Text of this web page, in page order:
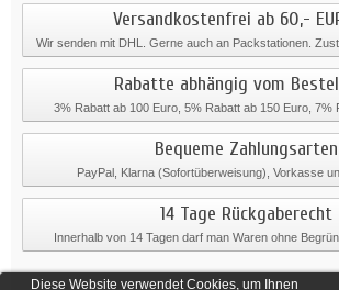
Diese Website verwendet Cookies, um Ihnen
Versandkostenfrei ab 60,-
Wir senden mit DHL. Gerne auch an Packstationen.
Rabatte abhängig vom
3% Rabatt ab 100 Euro, 5% Rabatt ab 150 Euro, 7%
Bequeme Zahlungsarten
PayPal, Klarna (Sofortüberweisung), Vorkasse
14 Tage Rückgaberecht
Innerhalb von 14 Tagen darf man Waren ohne